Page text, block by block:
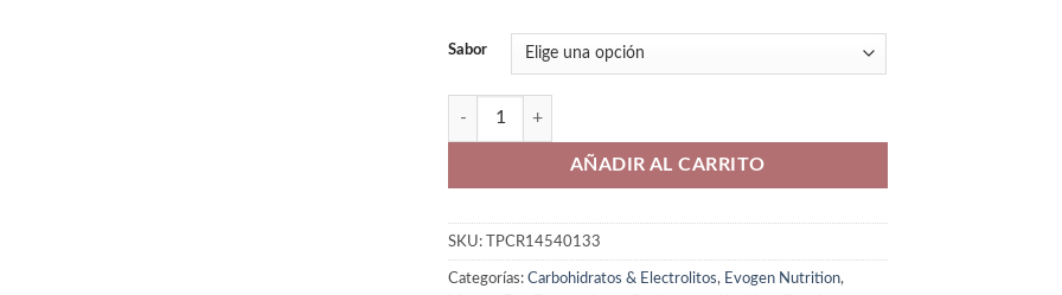
Sabor
EVP-AQ Glicerol Liquido Evogen cantidad
AÑADIR AL CARRITO
SKU: TPCR14540133
Categorías:Carbohidratos & Electrolitos, Evogen Nutrition,